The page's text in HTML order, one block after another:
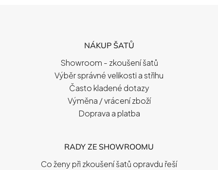
NÁKUP ŠATŮ
Showroom - zkoušení šatů
Výběr správné velikosti a střihu
Často kladené dotazy
Výměna / vrácení zboží
Doprava a platba
RADY ZE SHOWROOMU
Co ženy při zkoušení šatů opravdu řeší